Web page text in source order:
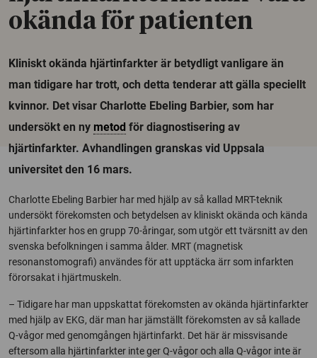
okända för patienten
Kliniskt okända hjärtinfarkter är betydligt vanligare än
man tidigare har trott, och detta tenderar att gälla speciellt
kvinnor. Det visar Charlotte Ebeling Barbier, som har
undersökt en ny metod för diagnostisering av
hjärtinfarkter. Avhandlingen granskas vid Uppsala
universitet den 16 mars.
Charlotte Ebeling Barbier har med hjälp av så kallad MRT-teknik
undersökt förekomsten och betydelsen av kliniskt okända och kända
hjärtinfarkter hos en grupp 70-åringar, som utgör ett tvärsnitt av den
svenska befolkningen i samma ålder. MRT (magnetisk
resonanstomografi) användes för att upptäcka ärr som infarkten
förorsakat i hjärtmuskeln.
– Tidigare har man uppskattat förekomsten av okända hjärtinfarkter
med hjälp av EKG, där man har jämställt förekomsten av så kallade
Q-vågor med genomgången hjärtinfarkt. Det här är missvisande
eftersom alla hjärtinfarkter inte ger Q-vågor och alla Q-vågor inte är